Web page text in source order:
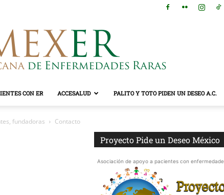
CON ER ACCESALUD PALITO Y TOTO PIDEN UN DESEO A.C.
fundadoras Contacto
Proyecto Pide un Deseo México
Asociación de apoyo a pacientes con